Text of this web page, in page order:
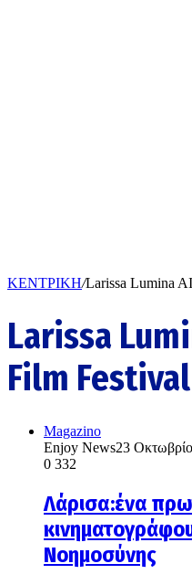
ΚΕΝΤΡΙΚΗ/Larissa Lumina
Larissa
Film Festival
Magazino
Enjoy News23
0 332
Λάρισα:ένα
Νοημοσύνης